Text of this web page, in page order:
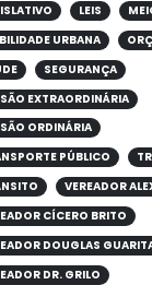
LEIS
URBANA
SEGURANÇA
EXTRAORDINÁRIA
ORDINÁRIA
PÚBLICO
VEREADOR
CÍCERO BRITO
DOUGLAS
DR. GRILO